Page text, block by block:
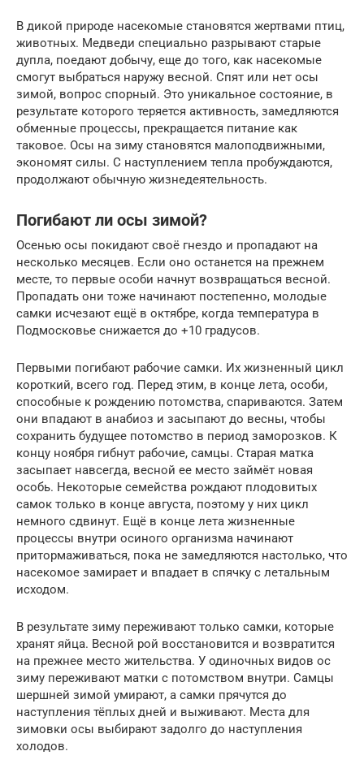
В дикой природе насекомые становятся жертвами птиц,
животных. Медведи специально разрывают старые
дупла, поедают добычу, еще до того, как насекомые
смогут выбраться наружу весной. Спят или нет осы
зимой, вопрос спорный. Это уникальное состояние, в
результате которого теряется активность, замедляются
обменные процессы, прекращается питание как
таковое. Осы на зиму становятся малоподвижными,
экономят силы. С наступлением тепла пробуждаются,
продолжают обычную жизнедеятельность.
Погибают ли осы зимой?
Осенью осы покидают своё гнездо и пропадают на
несколько месяцев. Если оно останется на прежнем
месте, то первые особи начнут возвращаться весной.
Пропадать они тоже начинают постепенно, молодые
самки исчезают ещё в октябре, когда температура в
Подмосковье снижается до +10 градусов.
Первыми погибают рабочие самки. Их жизненный цикл
короткий, всего год. Перед этим, в конце лета, особи,
способные к рождению потомства, спариваются. Затем
они впадают в анабиоз и засыпают до весны, чтобы
сохранить будущее потомство в период заморозков. К
концу ноября гибнут рабочие, самцы. Старая матка
засыпает навсегда, весной ее место займёт новая
особь. Некоторые семейства рождают плодовитых
самок только в конце августа, поэтому у них цикл
немного сдвинут. Ещё в конце лета жизненные
процессы внутри осиного организма начинают
притормаживаться, пока не замедляются настолько, что
насекомое замирает и впадает в спячку с летальным
исходом.
В результате зиму переживают только самки, которые
хранят яйца. Весной рой восстановится и возвратится
на прежнее место жительства. У одиночных видов ос
зиму переживают матки с потомством внутри. Самцы
шершней зимой умирают, а самки прячутся до
наступления тёплых дней и выживают. Места для
зимовки осы выбирают задолго до наступления
холодов.